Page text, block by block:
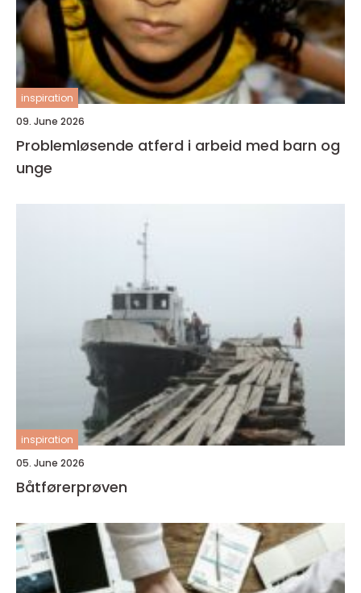
inspiration
09. June 2026
Problemløsende atferd i arbeid med barn og
unge
inspiration
05. June 2026
Båtførerprøven